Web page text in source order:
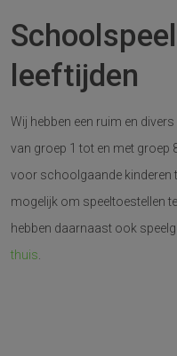
leeftijden
Wij hebben een ruim en
van groep 1 tot en met groep
voor schoolgaande kinderen
mogelijk om speeltoestellen
hebben daarnaast ook
thuis